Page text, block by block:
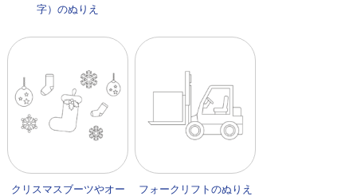
字）のぬりえ
クリスマスブーツやオー
フォークリフトのぬりえ